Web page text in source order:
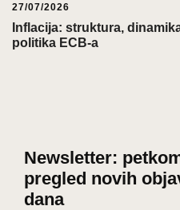
27/07/2026
Inflacija: struktura,
politika ECB-a
Newsletter:
pregled novih
dana